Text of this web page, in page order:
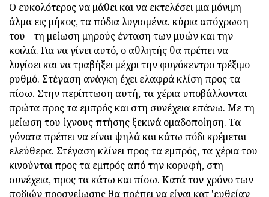
Ο ευκολότερος να μάθει και να εκτελέσει μια μόνιμη
άλμα εις μήκος, τα πόδια λυγισμένα. κύρια απόχρωση
του - τη μείωση μηρούς ένταση των μυών και την
κοιλιά. Για να γίνει αυτό, ο αθλητής θα πρέπει να
λυγίσει και να τραβήξει μέχρι την φυγόκεντρο τρέξιμο
ρυθμό. Στέγαση ανάγκη έχει ελαφρά κλίση προς τα
πίσω. Στην περίπτωση αυτή, τα χέρια υποβάλλονται
πρώτα προς τα εμπρός και στη συνέχεια επάνω. Με τη
μείωση του ίχνους πτήσης ξεκινά ομαδοποίηση. Τα
γόνατα πρέπει να είναι ψηλά και κάτω πόδι κρέμεται
ελεύθερα. Στέγαση κλίνει προς τα εμπρός, τα χέρια του
κινούνται προς τα εμπρός από την κορυφή, στη
συνέχεια, προς τα κάτω και πίσω. Κατά τον χρόνο των
ποδιών προσγείωσης θα πρέπει να είναι κατ 'ευθείαν